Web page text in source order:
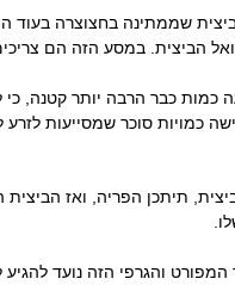
ביצית שממתינה בחצוצרה בעוד
הביצית. במסע הזה הם
כמויות סוכר שמסייעות
תיתכן הפריה, ואז
והגרפי הזה נועד